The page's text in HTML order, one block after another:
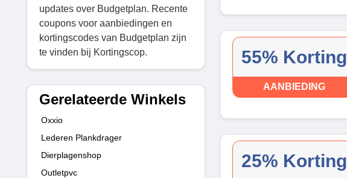
updates over Budgetplan. Recente
coupons voor aanbiedingen en
kortingscodes van Budgetplan zijn
te vinden bij Kortingscop.
Gerelateerde Winkels
Oxxio
Lederen Plankdrager
Dierplagenshop
Outletpvc
55% Korting
AANBIEDING
25% Korting